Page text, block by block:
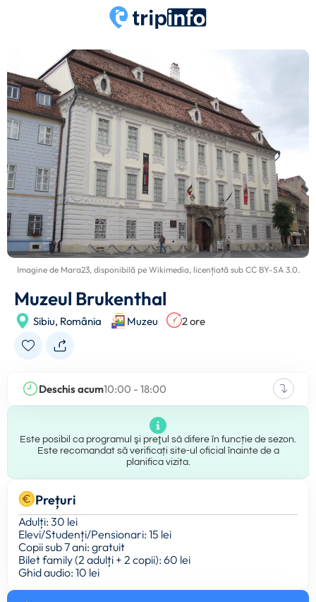
Imagine de Mara23, disponibilă pe Wikimedia, licențiată sub CC BY-SA 3.0.
Muzeul Brukenthal
Sibiu, România Muzeu 2 ore
Deschis acum10:00 - 18:00
Este posibil ca programul şi preţul să difere în funcție de sezon.
Este recomandat să verificați site-ul oficial înainte de a
planifica vizita.
Prețuri
Adulți: 30 lei
Elevi/Studenți/Pensionari: 15 lei
Copii sub 7 ani: gratuit
Bilet family (2 adulți + 2 copii): 60 lei
Ghid audio: 10 lei